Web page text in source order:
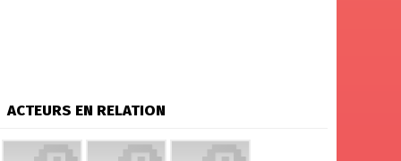
ACTEURS EN RELATION